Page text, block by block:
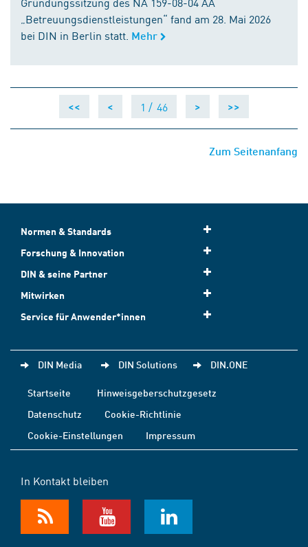
„Betreuungsdienstleistungen“ fand am 28. Mai 2026
bei DIN in Berlin statt. Mehr
<< < 1 / 46 > >>
Zum Seitenanfang
Normen & Standards
Forschung & Innovation
DIN & seine Partner
Mitwirken
Service für Anwender*innen
DIN Media DIN Solutions DIN.ONE
Startseite
Hinweisgeberschutzgesetz
Datenschutz
Cookie-Richtlinie
Cookie-Einstellungen
Impressum
In Kontakt bleiben